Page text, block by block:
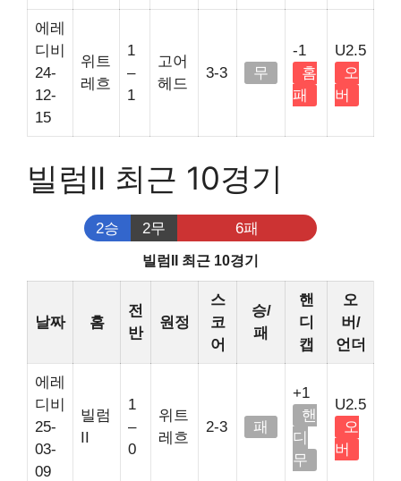
에레
디비
24-
12-
15
위트
레흐
1
–
1
고어
헤드
3-3 무
-1
홈
패
U2.5
오
버
빌럼II 최근 10경기
2승 2무 6패
빌럼II 최근 10경기
날짜 홈
전
반
원정
스
코
어
승/
패
핸
디
캡
오
버/
언더
에레
디비
25-
03-
09
빌럼
II
1
–
0
위트
레흐
2-3 패
+1
핸
디
무
U2.5
오
버